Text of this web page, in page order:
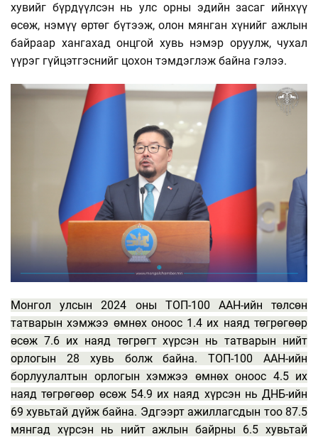
хувийг бүрдүүлсэн нь улс орны эдийн засаг ийнхүү
өсөж, нэмүү өртөг бүтээж, олон мянган хүнийг ажлын
байраар хангахад онцгой хувь нэмэр оруулж, чухал
үүрэг гүйцэтгэснийг цохон тэмдэглэж байна гэлээ.
Монгол улсын 2024 оны ТОП-100 ААН-ийн төлсөн
татварын хэмжээ өмнөх оноос 1.4 их наяд төгрөгөөр
өсөж 7.6 их наяд төгрөгт хүрсэн нь татварын нийт
орлогын 28 хувь болж байна. ТОП-100 ААН-ийн
борлуулалтын орлогын хэмжээ өмнөх оноос 4.5 их
наяд төгрөгөөр өсөж 54.9 их наяд хүрсэн нь ДНБ-ийн
69 хувьтай дүйж байна. Эдгээрт ажиллагсдын тоо 87.5
мянгад хүрсэн нь нийт ажлын байрны 6.5 хувьтай